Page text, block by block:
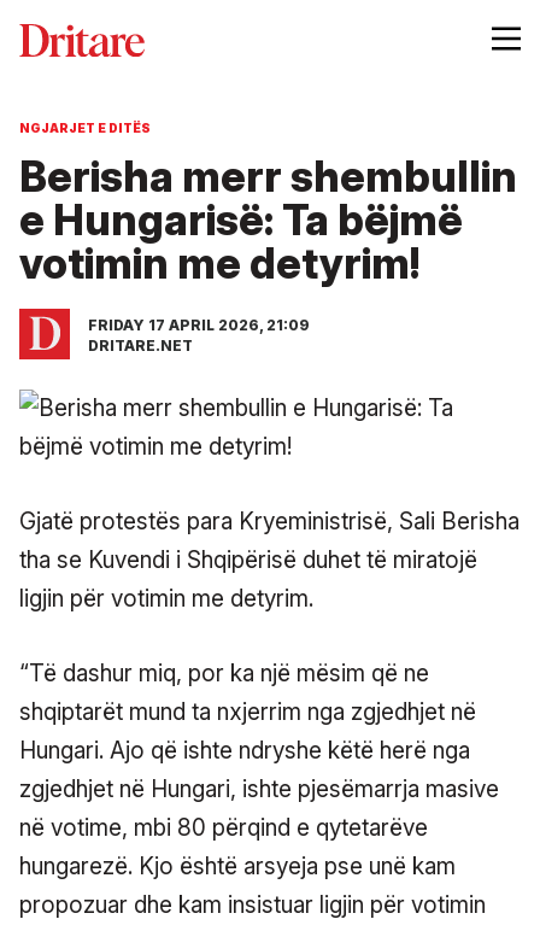
NGJARJET E DITËS
Berisha merr shembullin
e Hungarisë: Ta bëjmë
votimin me detyrim!
FRIDAY 17 APRIL 2026, 21:09
DRITARE.NET
Gjatë protestës para Kryeministrisë, Sali Berisha
tha se Kuvendi i Shqipërisë duhet të miratojë
ligjin për votimin me detyrim.
“Të dashur miq, por ka një mësim që ne
shqiptarët mund ta nxjerrim nga zgjedhjet në
Hungari. Ajo që ishte ndryshe këtë herë nga
zgjedhjet në Hungari, ishte pjesëmarrja masive
në votime, mbi 80 përqind e qytetarëve
hungarezë. Kjo është arsyeja pse unë kam
propozuar dhe kam insistuar ligjin për votimin